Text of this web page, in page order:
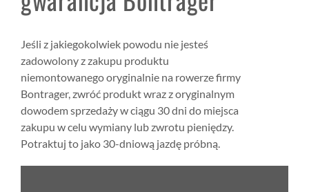
Jeśli z jakiegokolwiek powodu nie jesteś
zadowolony z zakupu produktu
niemontowanego oryginalnie na rowerze firmy
Bontrager, zwróć produkt wraz z oryginalnym
dowodem sprzedaży w ciągu 30 dni do miejsca
zakupu w celu wymiany lub zwrotu pieniędzy.
Potraktuj to jako 30-dniową jazdę próbną.